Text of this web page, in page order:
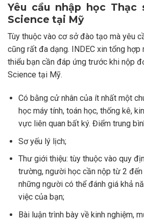
Yêu cầu nhập học Thạc
Science tại Mỹ
Tùy thuộc vào cơ sở đào tạo mà yêu
cũng rất đa dạng. INDEC xin tổng
thiểu bạn cần đáp ứng trước khi nộp
Science tại Mỹ.
Có bằng cử nhân của ít nhất một
học máy tính, toán học, thống kê,
vực liên quan bất ký. Điểm trung
Sơ yếu lý lịch;
Thư giới thiệu: tùy thuộc vào quy
trường, người học cần nộp từ 2
những người có thể đánh giá khả
việc của bạn;
Bài luận trình bày về kinh nghiệm,